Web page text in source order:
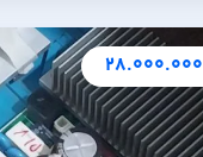
۲۸.۰۰۰.۰۰۰